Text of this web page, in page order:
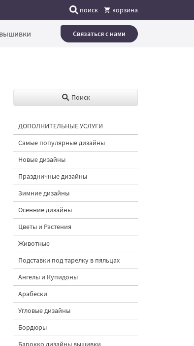
поиск корзина
Связаться с нами
Поиск
ДОПОЛНИТЕЛЬНЫЕ УСЛУГИ
Самые популярные дизайны
Новые дизайны
Праздничные дизайны
Зимние дизайны
Осенние дизайны
Цветы и Растения
Животные
Подставки под тарелку в пяльцах
Ангелы и Купидоны
Арабески
Угловые дизайны
Бордюры
Барокко дизайны вышивки